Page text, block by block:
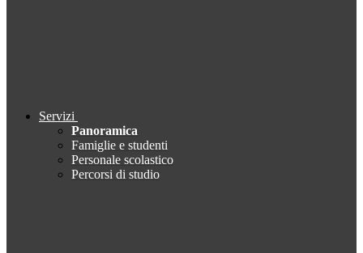
Servizi
Panoramica
Famiglie e studenti
Personale scolastico
Percorsi di studio